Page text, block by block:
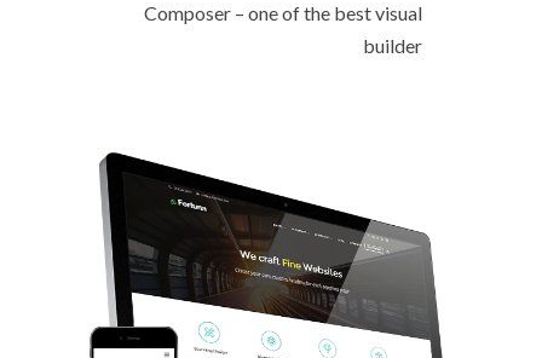
Composer – one of the best visual
builder